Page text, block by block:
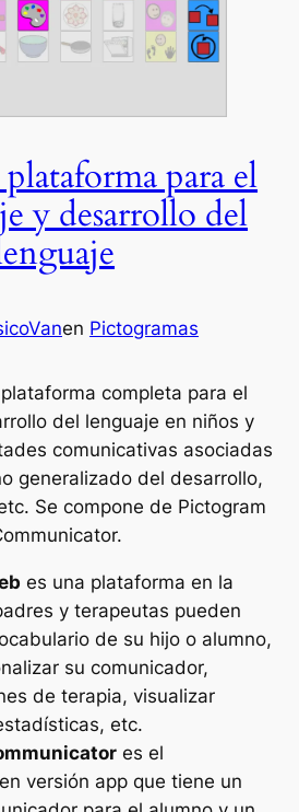
para el
y desarrollo del
en Pictogramas
completa para el
del lenguaje en niños y
comunicativas asociadas
generalizado del desarrollo,
Se compone de Pictogram
es una plataforma en la
y terapeutas pueden
de su hijo o alumno,
su comunicador,
de terapia, visualizar
etc.
es el
versión app que tiene un